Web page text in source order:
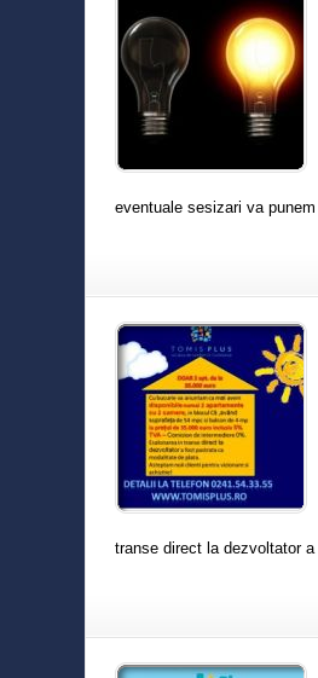
eventuale sesizari va
transe direct la dezvoltator